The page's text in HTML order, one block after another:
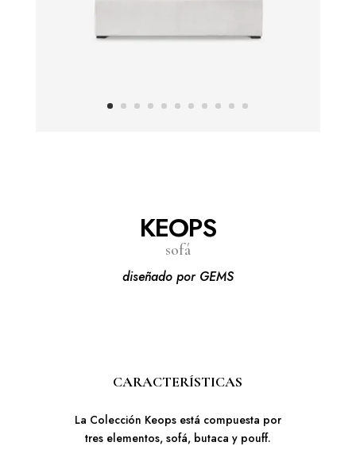
KEOPS
sofá
diseñado por GEMS
CARACTERÍSTICAS
La Colección Keops está compuesta por
tres elementos, sofá, butaca y pouff.